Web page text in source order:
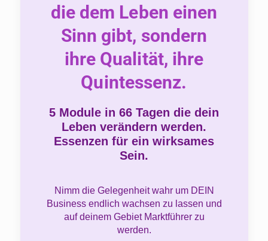
die dem Leben einen
Sinn gibt, sondern
ihre Qualität, ihre
Quintessenz.
5 Module in 66 Tagen die dein
Leben verändern werden.
Essenzen für ein wirksames
Sein.
Nimm die Gelegenheit wahr um DEIN
Business endlich wachsen zu lassen und
auf deinem Gebiet Marktführer zu
werden.